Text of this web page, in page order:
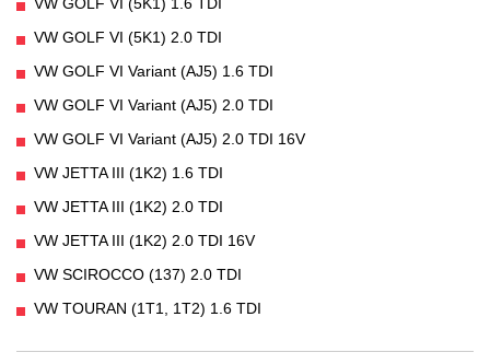
VW GOLF VI (5K1) 2.0 TDI
VW GOLF VI Variant (AJ5) 1.6 TDI
VW GOLF VI Variant (AJ5) 2.0 TDI
VW GOLF VI Variant (AJ5) 2.0 TDI 16V
VW JETTA III (1K2) 1.6 TDI
VW JETTA III (1K2) 2.0 TDI
VW JETTA III (1K2) 2.0 TDI 16V
VW SCIROCCO (137) 2.0 TDI
VW TOURAN (1T1, 1T2) 1.6 TDI